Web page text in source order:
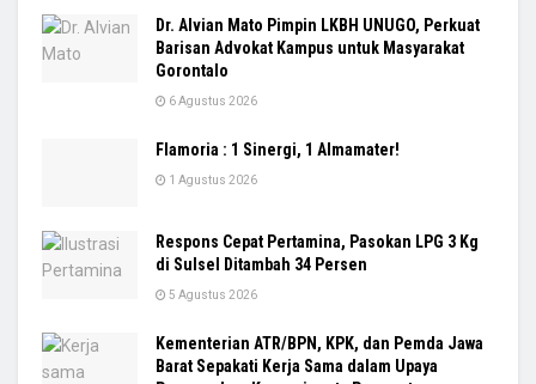
Dr. Alvian Mato Pimpin LKBH UNUGO, Perkuat
Barisan Advokat Kampus untuk Masyarakat
Gorontalo
6 Agustus 2026
Flamoria : 1 Sinergi, 1 Almamater!
1 Agustus 2026
Respons Cepat Pertamina, Pasokan LPG 3 Kg
di Sulsel Ditambah 34 Persen
5 Agustus 2026
Kementerian ATR/BPN, KPK, dan Pemda Jawa
Barat Sepakati Kerja Sama dalam Upaya